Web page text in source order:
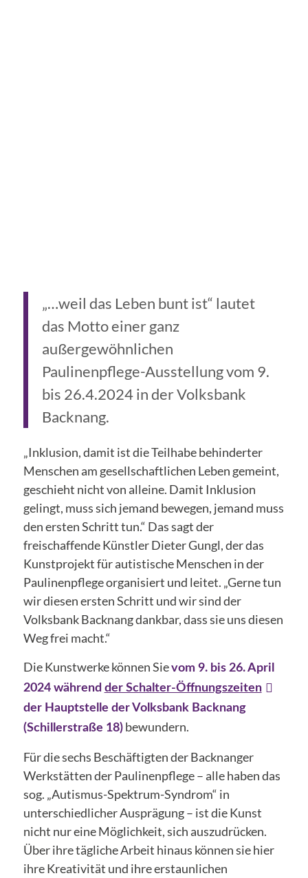
„…weil das Leben bunt ist“ lautet
das Motto einer ganz
außergewöhnlichen
Paulinenpflege-Ausstellung vom 9.
bis 26.4.2024 in der Volksbank
Backnang.
„Inklusion, damit ist die Teilhabe behinderter
Menschen am gesellschaftlichen Leben gemeint,
geschieht nicht von alleine. Damit Inklusion
gelingt, muss sich jemand bewegen, jemand muss
den ersten Schritt tun.“ Das sagt der
freischaffende Künstler Dieter Gungl, der das
Kunstprojekt für autistische Menschen in der
Paulinenpflege organisiert und leitet. „Gerne tun
wir diesen ersten Schritt und wir sind der
Volksbank Backnang dankbar, dass sie uns diesen
Weg frei macht.“
Die Kunstwerke können Sievom 9. bis 26. April
2024 während der Schalter-Öffnungszeiten
der Hauptstelle der Volksbank Backnang
(Schillerstraße 18)bewundern.
Für die sechs Beschäftigten der Backnanger
Werkstätten der Paulinenpflege – alle haben das
sog. „Autismus-Spektrum-Syndrom“ in
unterschiedlicher Ausprägung – ist die Kunst
nicht nur eine Möglichkeit, sich auszudrücken.
Über ihre tägliche Arbeit hinaus können sie hier
ihre Kreativität und ihre erstaunlichen